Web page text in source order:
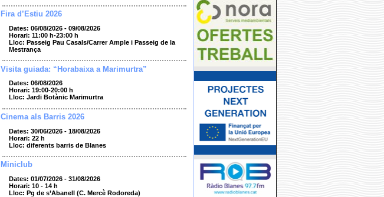
Fira d’Estiu 2026
Dates: 06/08/2026 - 09/08/2026
Horari: 11:00 h-23:00 h
Lloc: Passeig Pau Casals/Carrer Ample i Passeig de la
Mestrança
Visita guiada: “Horabaixa a Marimurtra”
Dates: 06/08/2026
Horari: 19:00-20:00 h
Lloc: Jardi Botànic Marimurtra
Cinema als Barris 2026
Dates: 30/06/2026 - 18/08/2026
Horari: 22 h
Lloc: diferents barris de Blanes
Miniclub
Dates: 01/07/2026 - 31/08/2026
Horari: 10 - 14 h
Lloc: Pg de s’Abanell (C. Mercè Rodoreda)